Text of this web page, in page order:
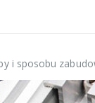
i sposobu